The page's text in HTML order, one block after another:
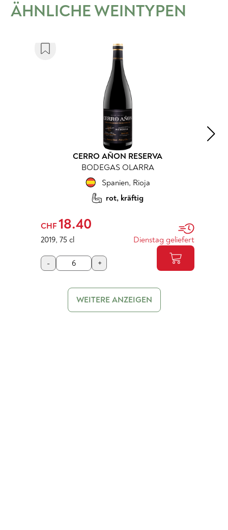
ÄHNLICHE WEINTYPEN
CERRO AÑON RESERVA
BODEGAS OLARRA
Spanien, Rioja
rot, kräftig
CHF 18.40
2019, 75 cl Dienstag geliefert
- +
WEITERE ANZEIGEN